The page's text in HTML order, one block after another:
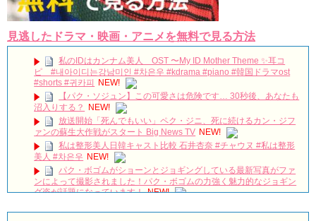
見逃したドラマ・映画・アニメを無料で見る方法
私のIDはカンナム美人 OST 〜My ID Mother Theme ✨耳コ
ピ #내아이디는강남미인 #차은우 #kdrama #piano #韓国ドラマost
#shorts #귀카피
NEW!
【パク・ソジュン】この可愛さは危険です… 30秒後、あなたも
沼入りする？
NEW!
放送開始「死んでもいい」ペク・ジニ、死に続けるカン・ジフ
ァンの蘇生大作戦がスタート Big News TV NEW!
私は整形美人日韓キャスト比較 石井杏奈 #チャウヌ #私は整形
美人 #차은우 NEW!
パク・ボゴムがショーンとジョギングしている最新写真がファ
ンによって撮影されました！パク・ボゴムの力強く魅力的なジョギン
グ姿が話題になっています！ NEW!